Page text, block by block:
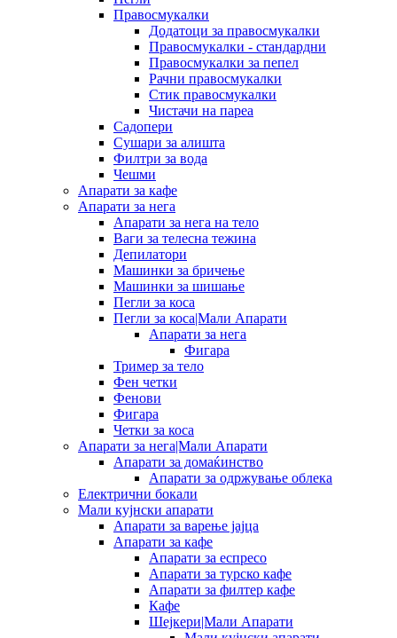
Правосмукалки
Додатоци за правосмукалки
Правосмукалки - стандардни
Правосмукалки за пепел
Рачни правосмукалки
Стик правосмукалки
Чистачи на пареа
Садопери
Сушари за алишта
Филтри за вода
Чешми
Апарати за кафе
Апарати за нега
Апарати за нега на тело
Ваги за телесна тежина
Депилатори
Машинки за бричење
Машинки за шишање
Пегли за коса
Пегли за коса|Мали Апарати
Апарати за нега
Фигара
Тример за тело
Фен четки
Фенови
Фигара
Четки за коса
Апарати за нега|Мали Апарати
Апарати за домаќинство
Апарати за одржување облека
Електрични бокали
Мали кујнски апарати
Апарати за варење јајца
Апарати за кафе
Апарати за еспресо
Апарати за турско кафе
Апарати за филтер кафе
Кафе
Шејкери|Мали Апарати